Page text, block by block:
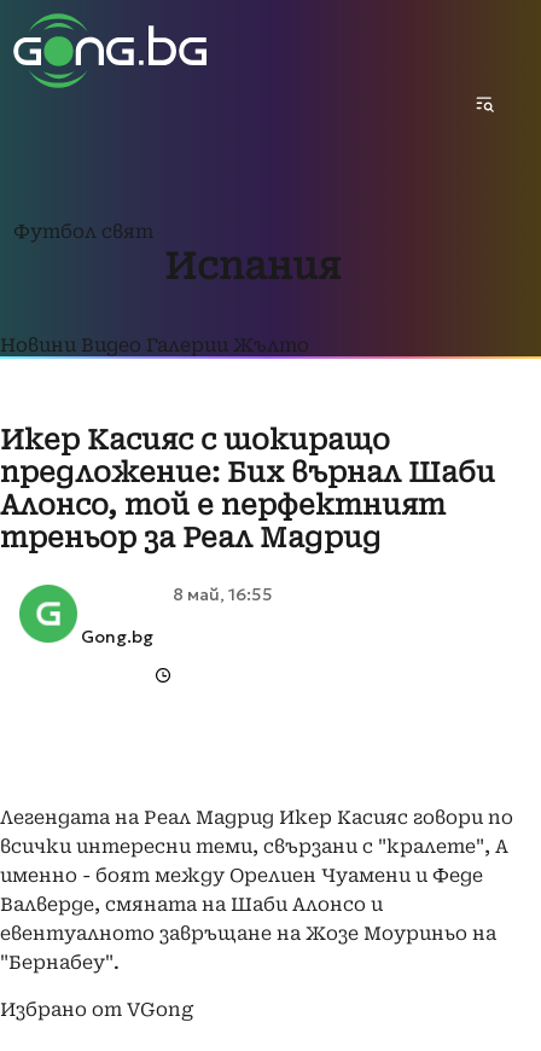
Футбол свят
Испания
Новини Видео Галерии Жълто
Икер Касияс с шокиращо
предложение: Бих върнал Шаби
Алонсо, той е перфектният
треньор за Реал Мадрид
Gong.bg
8 май, 16:55
Легендата на Реал Мадрид Икер Касияс говори по
всички интересни теми, свързани с "кралете", А
именно - боят между Орелиен Чуамени и Феде
Валверде, смяната на Шаби Алонсо и
евентуалното завръщане на Жозе Моуриньо на
"Бернабеу".
Избрано от VGong